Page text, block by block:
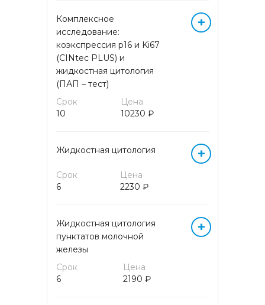
ИММУНОЛОГИЧЕСКИЕ
ИССЛЕДОВАНИЯ
Исследование функции
поджелудочной железы и
ЛЕКАРСТВЕННЫЙ
МОНИТОРИНГ
МАРКЕРЫ АУТОИММУННЫХ
Комплексное
исследование:
коэкспрессия p16 и Ki67
(CINtec PLUS) и
жидкостная цитология
(ПАП – тест)
Срок
10
Цена
10230 ₽
+
Жидкостная цитология
Срок
6
Цена
2230 ₽
+
Жидкостная цитология
пунктатов молочной
железы
Срок
6
Цена
2190 ₽
+